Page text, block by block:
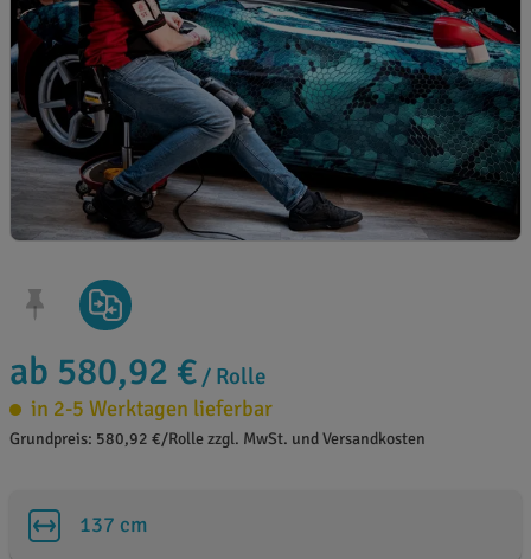
ab 580,92 € / Rolle
in 2-5 Werktagen lieferbar
Grundpreis: 580,92 €/Rolle zzgl. MwSt. und Versandkosten
137 cm